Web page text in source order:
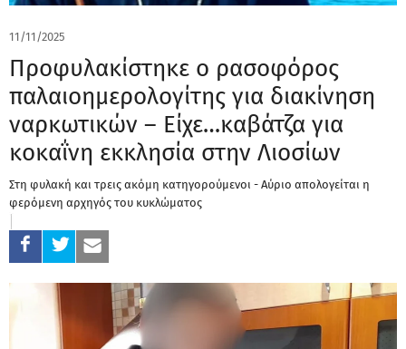
11/11/2025
Προφυλακίστηκε ο ρασοφόρος
παλαιοημερολογίτης για διακίνηση
ναρκωτικών – Είχε…καβάτζα για
κοκαΐνη εκκλησία στην Λιοσίων
Στη φυλακή και τρεις ακόμη κατηγορούμενοι - Αύριο απολογείται η
φερόμενη αρχηγός του κυκλώματος